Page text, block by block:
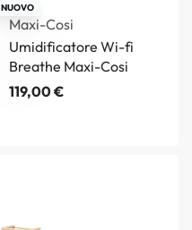
NUOVO
Maxi-Cosi
Umidificatore Wi-fi
Breathe Maxi-Cosi
119,00€